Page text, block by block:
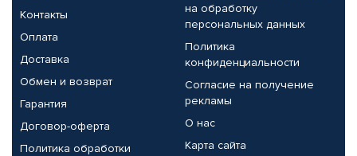
Контакты
Оплата
Доставка
Обмен и возврат
Гарантия
Договор-оферта
Политика обработки
на обработку
персональных данных
Политика
конфиденциальности
Согласие на получение
рекламы
О нас
Карта сайта